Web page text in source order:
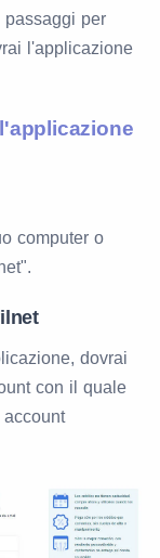
per
l'applicazione
computer o
dovrai
con il quale